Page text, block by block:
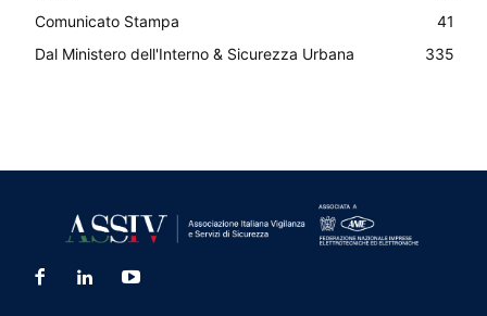
Comunicato Stampa
41
Dal Ministero dell'Interno & Sicurezza Urbana
335